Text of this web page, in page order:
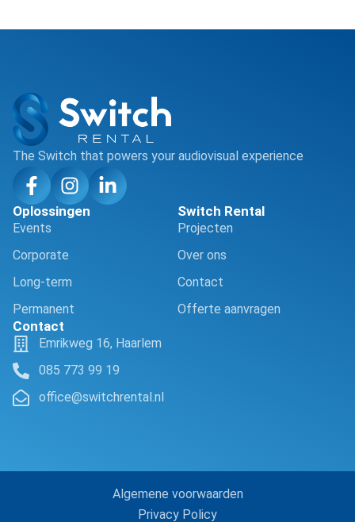
The Switch that powers your audiovisual experience
Oplossingen
Events
Corporate
Long-term
Permanent
Switch Rental
Projecten
Over ons
Contact
Offerte aanvragen
Contact
Emrikweg 16, Haarlem
085 773 99 19
office@switchrental.nl
Algemene voorwaarden
Privacy Policy